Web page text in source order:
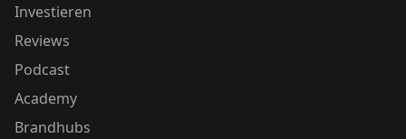
Investieren
Reviews
Podcast
Academy
Brandhubs